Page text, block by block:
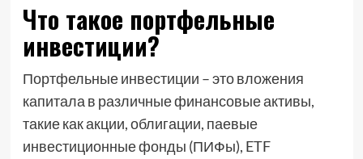
Что такое портфельные
инвестиции?
Портфельные инвестиции – это вложения
капитала в различные финансовые активы,
такие как акции, облигации, паевые
инвестиционные фонды (ПИФы), ETF